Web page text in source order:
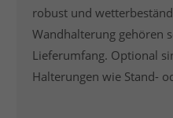
robust und
Wandhalterung gehören
Lieferumfang. Optional
Halterungen wie Stand-